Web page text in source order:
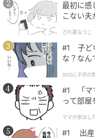
最初に感
こない夫
され妻なつこ
#1 子ど
な？なん
SNSに子供の
#1 「マ
って部屋
ママが家出し
#1 出産